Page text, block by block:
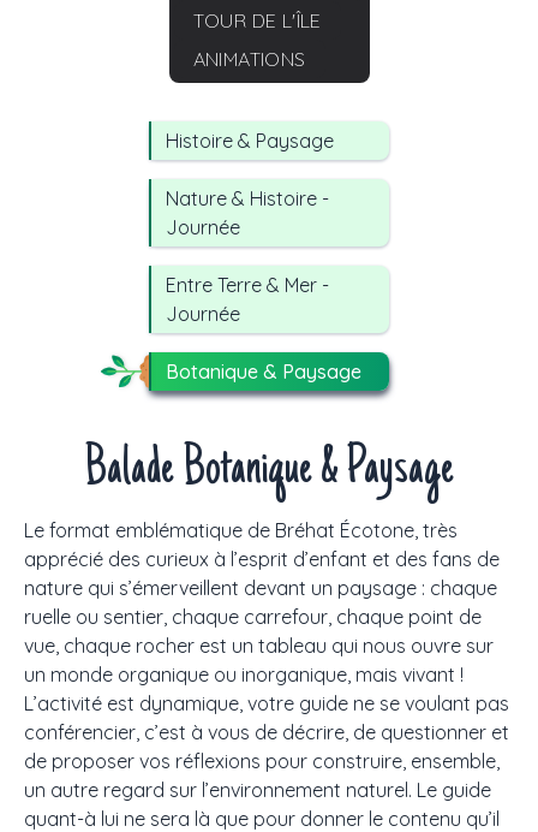
TOUR DE L'ÎLE
ANIMATIONS
Histoire & Paysage
Nature & Histoire -
Journée
Entre Terre & Mer -
Journée
Botanique & Paysage
Balade Botanique & Paysage
Le format emblématique de Bréhat Écotone, très
apprécié des curieux à l’esprit d’enfant et des fans de
nature qui s’émerveillent devant un paysage : chaque
ruelle ou sentier, chaque carrefour, chaque point de
vue, chaque rocher est un tableau qui nous ouvre sur
un monde organique ou inorganique, mais vivant !
L’activité est dynamique, votre guide ne se voulant pas
conférencier, c’est à vous de décrire, de questionner et
de proposer vos réflexions pour construire, ensemble,
un autre regard sur l’environnement naturel. Le guide
quant-à lui ne sera là que pour donner le contenu qu’il